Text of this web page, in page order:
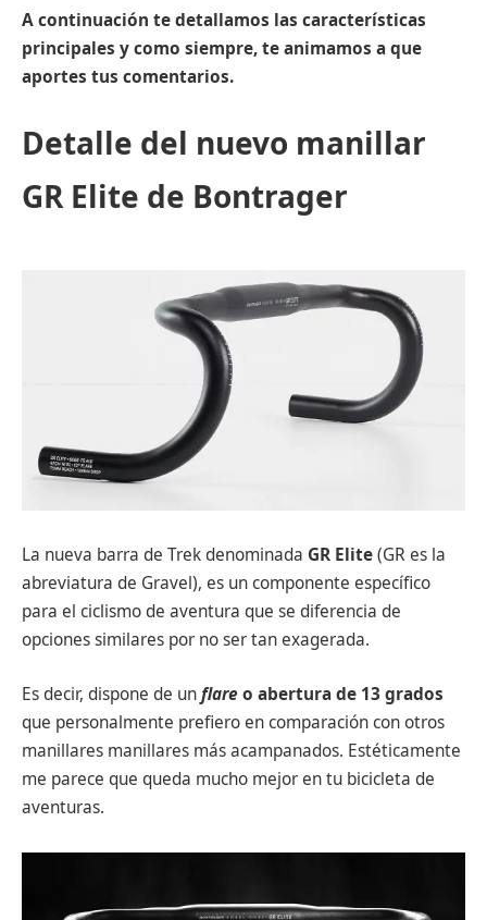
A continuación te detallamos las características
principales y como siempre, te animamos a que
aportes tus comentarios.
Detalle del nuevo manillar
GR Elite de Bontrager
La nueva barra de Trek denominada GR Elite(GR es la
abreviatura de Gravel), es un componente específico
para el ciclismo de aventura que se diferencia de
opciones similares por no ser tan exagerada.
Es decir, dispone de unflareo abertura de 13 grados
que personalmente prefiero en comparación con otros
manillares manillares más acampanados. Estéticamente
me parece que queda mucho mejor en tu bicicleta de
aventuras.